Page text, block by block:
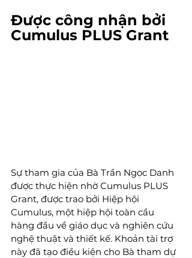
Được công nhận bởi
Cumulus PLUS Grant
Sự tham gia của Bà Trần Ngọc Danh
được thực hiện nhờ Cumulus PLUS
Grant, được trao bởi Hiệp hội
Cumulus, một hiệp hội toàn cầu
hàng đầu về giáo dục và nghiên cứu
nghệ thuật và thiết kế. Khoản tài trợ
này đã tạo điều kiện cho Bà tham dự